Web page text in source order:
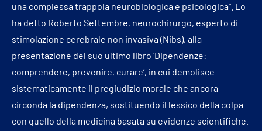
una complessa trappola neurobiologica e psicologica”. Lo
ha detto Roberto Settembre, neurochirurgo, esperto di
stimolazione cerebrale non invasiva (Nibs), alla
presentazione del suo ultimo libro ‘Dipendenze:
comprendere, prevenire, curare’, in cui demolisce
sistematicamente il pregiudizio morale che ancora
circonda la dipendenza, sostituendo il lessico della colpa
con quello della medicina basata su evidenze scientifiche.